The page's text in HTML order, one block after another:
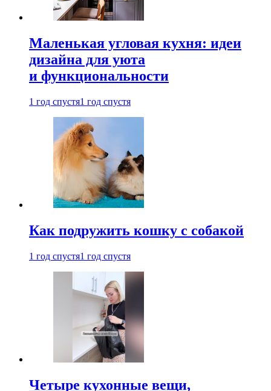
Маленькая угловая кухня: идеи
дизайна для уюта
и функциональности
1 год спустя1 год спустя
Как подружить кошку с собакой
1 год спустя1 год спустя
Четыре кухонные вещи,